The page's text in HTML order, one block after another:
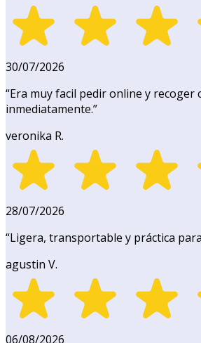
30/07/2026
“Era muy facil pedir online y recoger
inmediatamente.”
veronika R.
28/07/2026
“Ligera, transportable y práctica
agustin V.
06/08/2026